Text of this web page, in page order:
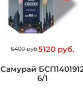
6400 руб.5120 руб.
Самурай
6/1